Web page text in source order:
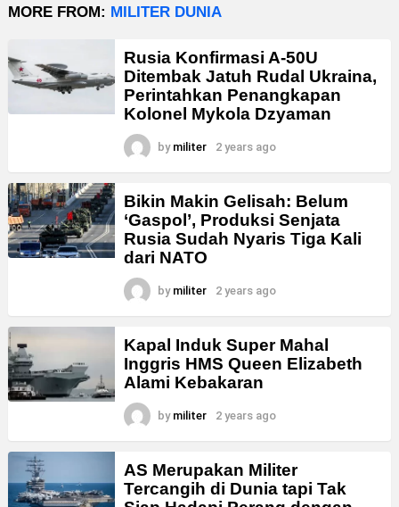
MORE FROM: MILITER DUNIA
Rusia Konfirmasi A-50U
Ditembak Jatuh Rudal Ukraina,
Perintahkan Penangkapan
Kolonel Mykola Dzyaman
by militer 2 years ago
Bikin Makin Gelisah: Belum
‘Gaspol’, Produksi Senjata
Rusia Sudah Nyaris Tiga Kali
dari NATO
by militer 2 years ago
Kapal Induk Super Mahal
Inggris HMS Queen Elizabeth
Alami Kebakaran
by militer 2 years ago
AS Merupakan Militer
Tercangih di Dunia tapi Tak